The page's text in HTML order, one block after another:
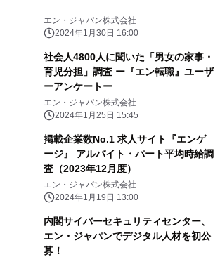
エン・ジャパン株式会社
2024年1月30日 16:00
社会人4800人に聞いた「男女の家事・
育児分担」調査 ー『エン転職』ユーザ
ーアンケートー
エン・ジャパン株式会社
2024年1月25日 15:45
掲載企業数No.1 求人サイト『エンゲ
ージ』 アルバイト・パート平均時給調
査（2023年12月度）
エン・ジャパン株式会社
2024年1月19日 13:00
内閣サイバーセキュリティセンター、
エン・ジャパンでデジタル人材を初公
募！